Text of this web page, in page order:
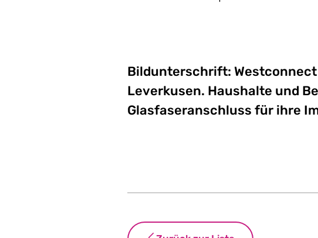
Bildunterschrift:
Leverkusen. Haushalte und
Glasfaseranschluss für ihre